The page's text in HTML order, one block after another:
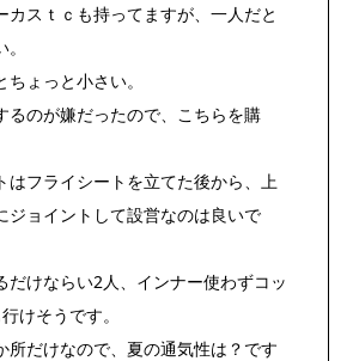
カスｔｃも持ってますが、一人だと
ょっと小さい。
るのが嫌だったので、こちらを購
はフライシートを立てた後から、上
ジョイントして設営なのは良いで
だけならい2人、インナー使わずコッ
けそうです。
所だけなので、夏の通気性は？です